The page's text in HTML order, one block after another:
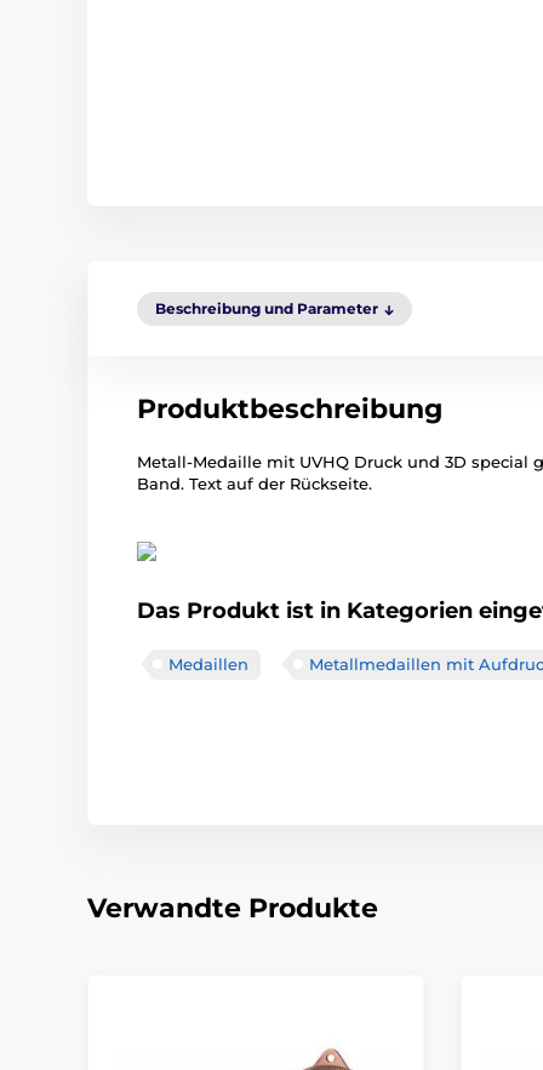
Beschreibung und Parameter
Produktbeschreibung
Metall-Medaille mit UVHQ Druck und 3D special
Band. Text auf der Rückseite.
Das Produkt ist in Kategorien
Medaillen Metallmedaillen mit
Verwandte Produkte